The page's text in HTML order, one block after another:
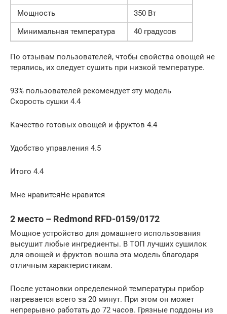
Мощность
350 Вт
Минимальная температура
40 градусов
По отзывам пользователей, чтобы свойства овощей не
терялись, их следует сушить при низкой температуре.
93% пользователей рекомендует эту модель
Скорость сушки 4.4
Качество готовых овощей и фруктов 4.4
Удобство управления 4.5
Итого 4.4
Мне нравитсяНе нравится
2 место – Redmond RFD-0159/0172
Мощное устройство для домашнего использования
высушит любые ингредиенты. В ТОП лучших сушилок
для овощей и фруктов вошла эта модель благодаря
отличным характеристикам.
После установки определенной температуры прибор
нагревается всего за 20 минут. При этом он может
непрерывно работать до 72 часов. Грязные поддоны из